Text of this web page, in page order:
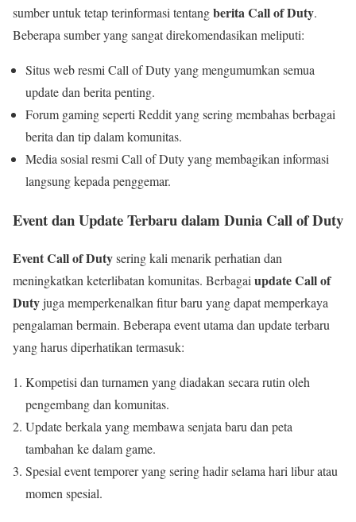
sumber untuk tetap terinformasi tentangberita Call of Duty.
Beberapa sumber yang sangat direkomendasikan meliputi:
Situs web resmi Call of Duty yang mengumumkan semua
update dan berita penting.
Forum gaming seperti Reddit yang sering membahas berbagai
berita dan tip dalam komunitas.
Media sosial resmi Call of Duty yang membagikan informasi
langsung kepada penggemar.
Event dan Update Terbaru dalam Dunia Call of Duty
Event Call of Dutysering kali menarik perhatian dan
meningkatkan keterlibatan komunitas. Berbagaiupdate Call of
Dutyjuga memperkenalkan fitur baru yang dapat memperkaya
pengalaman bermain. Beberapa event utama dan update terbaru
yang harus diperhatikan termasuk:
Kompetisi dan turnamen yang diadakan secara rutin oleh
pengembang dan komunitas.
Update berkala yang membawa senjata baru dan peta
tambahan ke dalam game.
Spesial event temporer yang sering hadir selama hari libur atau
momen spesial.